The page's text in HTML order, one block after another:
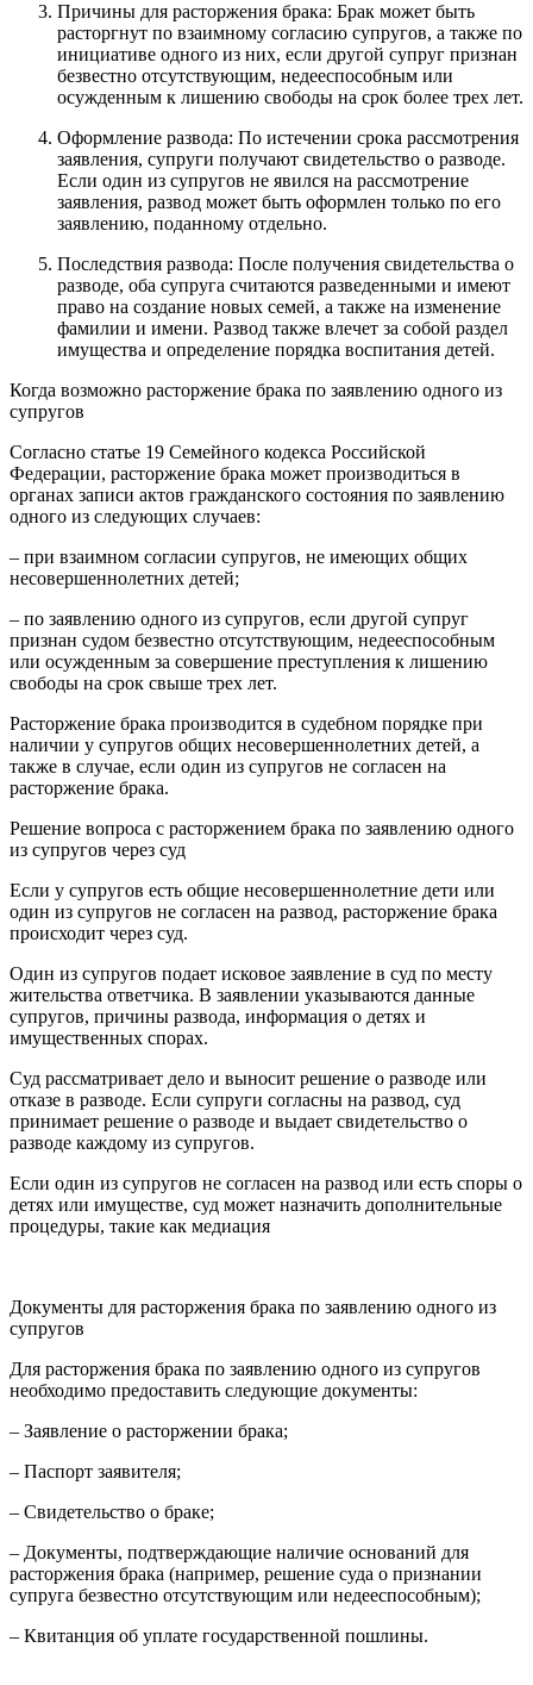
Причины для расторжения брака: Брак может быть
расторгнут по взаимному согласию супругов, а также по
инициативе одного из них, если другой супруг признан
безвестно отсутствующим, недееспособным или
осужденным к лишению свободы на срок более трех лет.
Оформление развода: По истечении срока рассмотрения
заявления, супруги получают свидетельство о разводе.
Если один из супругов не явился на рассмотрение
заявления, развод может быть оформлен только по его
заявлению, поданному отдельно.
Последствия развода: После получения свидетельства о
разводе, оба супруга считаются разведенными и имеют
право на создание новых семей, а также на изменение
фамилии и имени. Развод также влечет за собой раздел
имущества и определение порядка воспитания детей.
Когда возможно расторжение брака по заявлению одного из
супругов
Согласно статье 19 Семейного кодекса Российской
Федерации, расторжение брака может производиться в
органах записи актов гражданского состояния по заявлению
одного из следующих случаев:
– при взаимном согласии супругов, не имеющих общих
несовершеннолетних детей;
– по заявлению одного из супругов, если другой супруг
признан судом безвестно отсутствующим, недееспособным
или осужденным за совершение преступления к лишению
свободы на срок свыше трех лет.
Расторжение брака производится в судебном порядке при
наличии у супругов общих несовершеннолетних детей, а
также в случае, если один из супругов не согласен на
расторжение брака.
Решение вопроса с расторжением брака по заявлению одного
из супругов через суд
Если у супругов есть общие несовершеннолетние дети или
один из супругов не согласен на развод, расторжение брака
происходит через суд.
Один из супругов подает исковое заявление в суд по месту
жительства ответчика. В заявлении указываются данные
супругов, причины развода, информация о детях и
имущественных спорах.
Суд рассматривает дело и выносит решение о разводе или
отказе в разводе. Если супруги согласны на развод, суд
принимает решение о разводе и выдает свидетельство о
разводе каждому из супругов.
Если один из супругов не согласен на развод или есть споры о
детях или имуществе, суд может назначить дополнительные
процедуры, такие как медиация
Документы для расторжения брака по заявлению одного из
супругов
Для расторжения брака по заявлению одного из супругов
необходимо предоставить следующие документы:
– Заявление о расторжении брака;
– Паспорт заявителя;
– Свидетельство о браке;
– Документы, подтверждающие наличие оснований для
расторжения брака (например, решение суда о признании
супруга безвестно отсутствующим или недееспособным);
– Квитанция об уплате государственной пошлины.